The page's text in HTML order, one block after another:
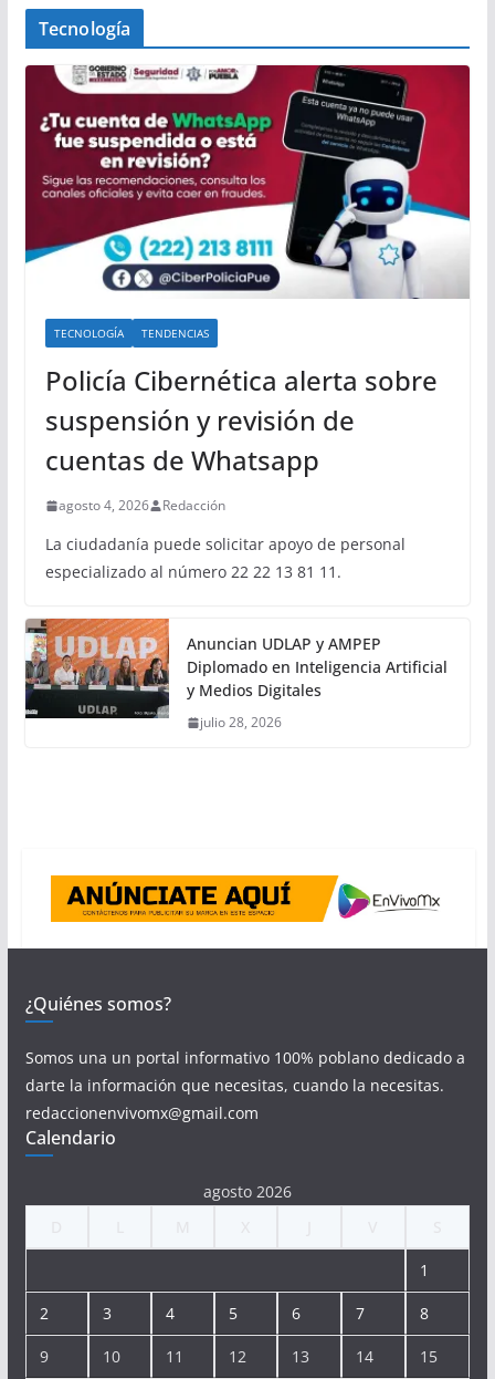
Tecnología
TECNOLOGÍA TENDENCIAS
Policía Cibernética alerta sobre
suspensión y revisión de
cuentas de Whatsapp
agosto 4, 2026 Redacción
La ciudadanía puede solicitar apoyo de personal
especializado al número 22 22 13 81 11.
Anuncian UDLAP y AMPEP
Diplomado en Inteligencia Artificial
y Medios Digitales
julio 28, 2026
¿Quiénes somos?
Somos una un portal informativo 100% poblano dedicado a
darte la información que necesitas, cuando la necesitas.
redaccionenvivomx@gmail.com
Calendario
agosto 2026
1
2 3 4 5 6 7 8
9 10 11 12 13 14 15